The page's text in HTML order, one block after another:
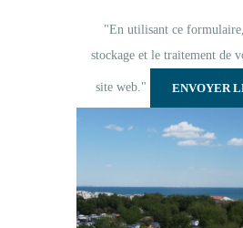
"En utilisant ce
stockage et le traitement de
site web."